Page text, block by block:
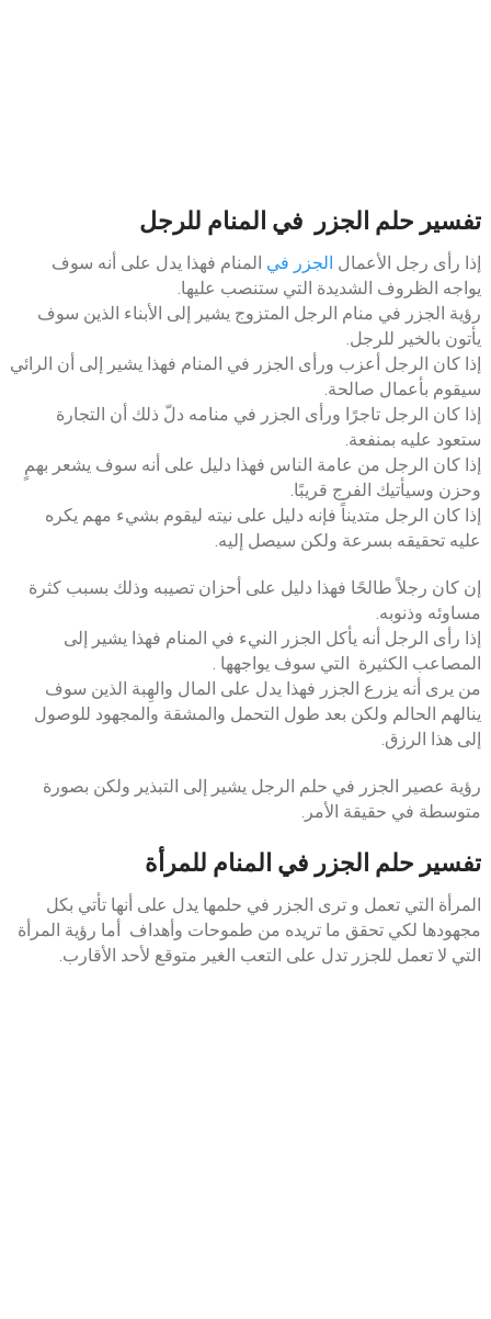
تفسير حلم الجزر في المنام للرجل
إذا رأى رجل الأعمال الجزر في المنام فهذا يدل على أنه سوف
يواجه الظروف الشديدة التي ستنصب عليها.
رؤية الجزر في منام الرجل المتزوج يشير إلى الأبناء الذين سوف
يأتون بالخير للرجل.
إذا كان الرجل أعزب ورأى الجزر في المنام فهذا يشير إلى أن الرائي
سيقوم بأعمال صالحة.
إذا كان الرجل تاجرًا ورأى الجزر في منامه دلّ ذلك أن التجارة
ستعود عليه بمنفعة.
إذا كان الرجل من عامة الناس فهذا دليل على أنه سوف يشعر بهمٍ
وحزن وسيأتيك الفرج قريبًا.
إذا كان الرجل متديناً فإنه دليل على نيته ليقوم بشيء مهم يكره
عليه تحقيقه بسرعة ولكن سيصل إليه.
إن كان رجلاً طالحًا فهذا دليل على أحزان تصيبه وذلك بسبب كثرة
مساوئه وذنوبه.
إذا رأى الرجل أنه يأكل الجزر النيء في المنام فهذا يشير إلى
المصاعب الكثيرة التي سوف يواجهها .
من يرى أنه يزرع الجزر فهذا يدل على المال والهِبة الذين سوف
ينالهم الحالم ولكن بعد طول التحمل والمشقة والمجهود للوصول
إلى هذا الرزق.
رؤية عصير الجزر في حلم الرجل يشير إلى التبذير ولكن بصورة
متوسطة في حقيقة الأمر.
تفسير حلم الجزر في المنام للمرأة
المرأة التي تعمل و ترى الجزر في حلمها يدل على أنها تأتي بكل
مجهودها لكي تحقق ما تريده من طموحات وأهداف أما رؤية المرأة
التي لا تعمل للجزر تدل على التعب الغير متوقع لأحد الأقارب.